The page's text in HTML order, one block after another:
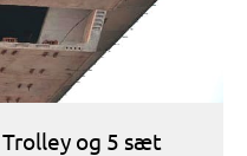
og 5 sæt